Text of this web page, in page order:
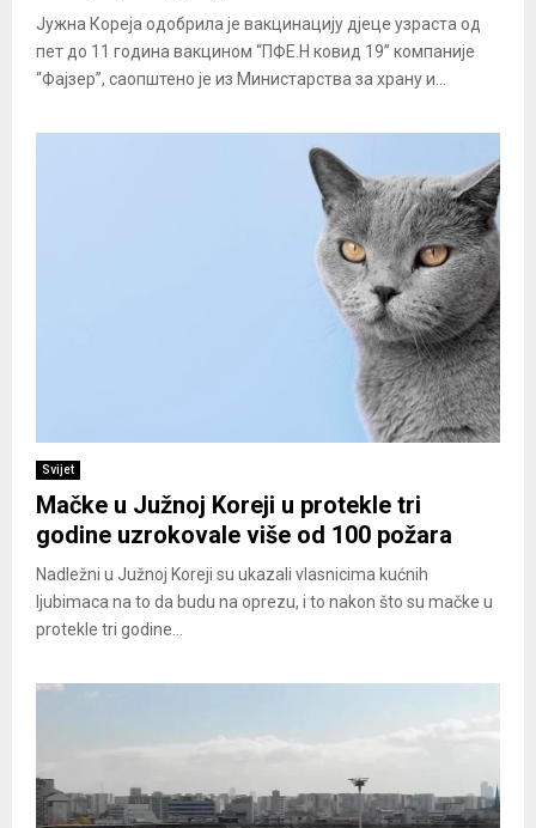
Јужна Кореја одобрила је вакцинацију дјеце узраста од
пет до 11 година вакцином “ПФЕ.Н ковид 19” компаније
“Фајзер”, саопштено је из Министарства за храну и...
Svijet
Mačke u Južnoj Koreji u protekle tri
godine uzrokovale više od 100 požara
Nadležni u Južnoj Koreji su ukazali vlasnicima kućnih
ljubimaca na to da budu na oprezu, i to nakon što su mačke u
protekle tri godine...